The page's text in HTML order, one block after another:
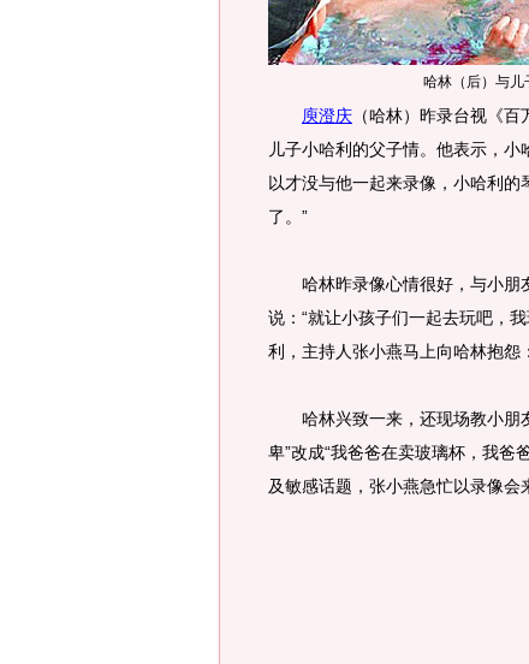
哈林（后）与儿
庾澄庆 （哈林）昨录台视《
儿子小哈利的父子情。他表示，
以才没与他一起来录像，小哈利
了。”
哈林昨录像心情很好，与小朋
说：“就让小孩子们一起去玩吧，
利，主持人张小燕马上向哈林抱怨
哈林兴致一来，还现场教小朋
卑”改成“我爸爸在卖玻璃杯，我爸
及敏感话题，张小燕急忙以录像会